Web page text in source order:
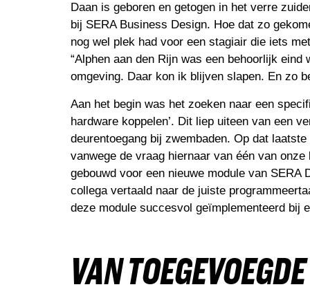
Daan is geboren en getogen in het verre
bij SERA Business Design. Hoe dat zo
nog wel plek had voor een stagiair die iets
“Alphen aan den Rijn was een behoorlijk
omgeving. Daar kon ik blijven slapen. En zo
Aan het begin was het zoeken naar een
hardware koppelen’. Dit liep uiteen van een
deurentoegang bij zwembaden. Op dat
vanwege de vraag hiernaar van één van
gebouwd voor een nieuwe module van
collega vertaald naar de juiste
deze module succesvol geïmplementeerd bij
VAN TOE